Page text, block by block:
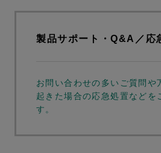
製品サポート・Q&A／応
お問い合わせの多いご質問や
起きた場合の応急処置などを
す。